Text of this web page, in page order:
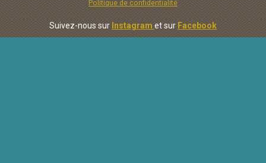
Politique de confidentialité
Suivez-nous sur Instagram et sur Facebook